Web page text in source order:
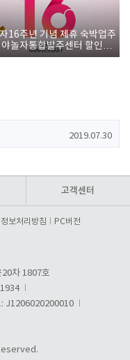
16주년 기념 제휴 숙박업주
야놀자통합발주센터 할인쿠
정
2019.07.30
고객센터
보처리방침 PC버전
20차 1807호
: J1206020200010